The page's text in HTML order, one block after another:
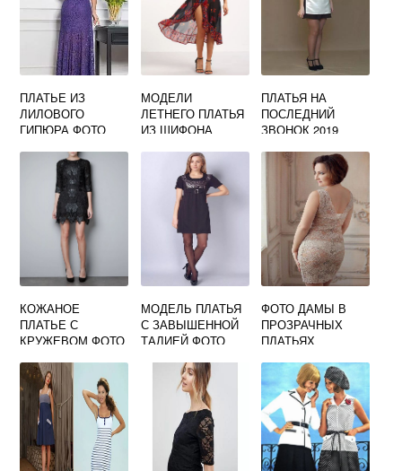
ПЛАТЬЕ ИЗ
ЛИЛОВОГО
ГИПЮРА ФОТО
МОДЕЛИ
ЛЕТНЕГО ПЛАТЬЯ
ИЗ ШИФОНА
ПЛАТЬЯ НА
ПОСЛЕДНИЙ
ЗВОНОК 2019
КОЖАНОЕ
ПЛАТЬЕ С
КРУЖЕВОМ ФОТО
МОДЕЛЬ ПЛАТЬЯ
С ЗАВЫШЕННОЙ
ТАЛИЕЙ ФОТО
ФОТО ДАМЫ В
ПРОЗРАЧНЫХ
ПЛАТЬЯХ